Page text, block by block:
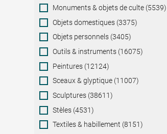
Monuments & objets de culte (5539)
Objets domestiques (3375)
Objets personnels (3405)
Outils & instruments (16075)
Peintures (12124)
Sceaux & glyptique (11007)
Sculptures (38611)
Stèles (4531)
Textiles & habillement (8151)